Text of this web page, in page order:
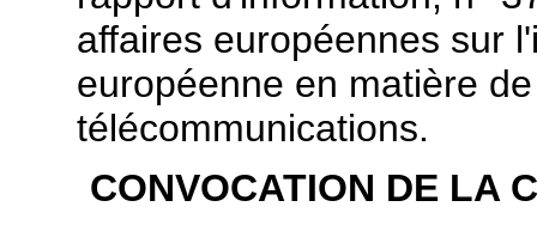
affaires européennes sur
européenne en matière
télécommunications.
CONVOCATION DE LA